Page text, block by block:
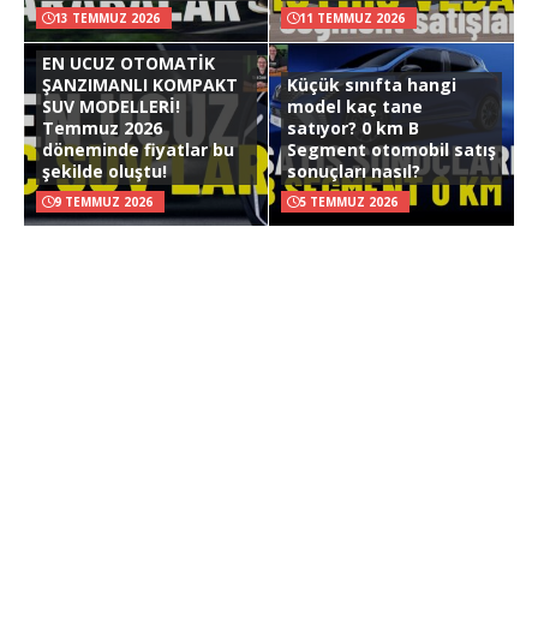
13 TEMMUZ 2026 11 TEMMUZ 2026
EN UCUZ OTOMATİK
ŞANZIMANLI KOMPAKT
SUV MODELLERİ!
Temmuz 2026
döneminde fiyatlar bu
şekilde oluştu!
9 TEMMUZ 2026
Küçük sınıfta hangi
model kaç tane
satıyor? 0 km B
Segment otomobil satış
sonuçları nasıl?
5 TEMMUZ 2026